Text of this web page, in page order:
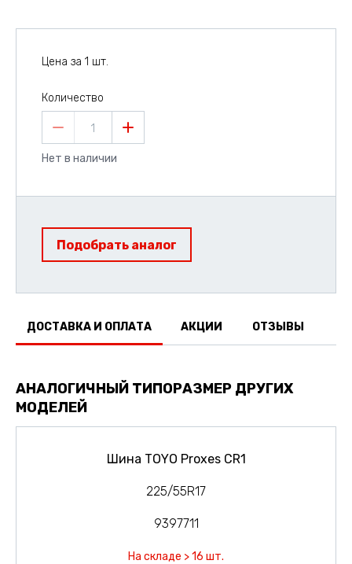
Цена за 1 шт.
Количество
1
Нет в наличии
Подобрать аналог
ДОСТАВКА И ОПЛАТА АКЦИИ ОТЗЫВЫ
АНАЛОГИЧНЫЙ ТИПОРАЗМЕР ДРУГИХ
МОДЕЛЕЙ
Шина TOYO Proxes CR1
225/55R17
9397711
На складе > 16 шт.